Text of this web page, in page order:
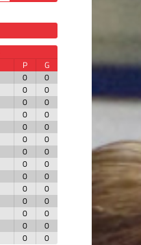
P
G
0
0
0
0
0
0
0
0
0
0
0
0
0
0
0
0
0
0
0
0
0
0
0
0
0
0
0 0